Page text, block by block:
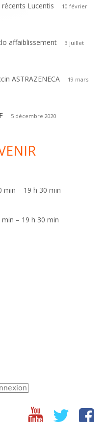
Lucentis
10 février
affaiblissement
3 juillet
ASTRAZENECA
19 mars
5 décembre 2020
min – 19 h 30 min
– 19 h 30 min
Youtube Twitter